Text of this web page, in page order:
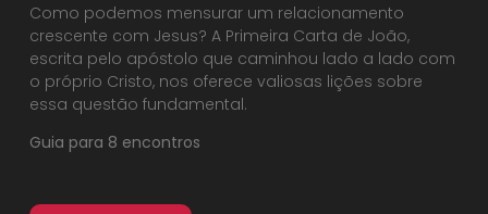
Como podemos mensurar um relacionamento
crescente com Jesus? A Primeira Carta de João,
escrita pelo apóstolo que caminhou lado a lado com
o próprio Cristo, nos oferece valiosas lições sobre
essa questão fundamental.
Guia para 8 encontros